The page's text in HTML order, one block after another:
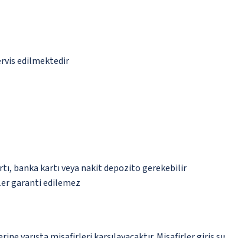
edilmektedir
banka kartı veya nakit depozito gerekebilir
garanti edilemez